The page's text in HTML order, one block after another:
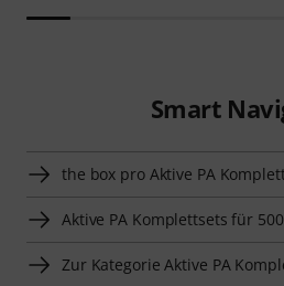
Smart
the box pro Aktive PA
Aktive PA Komplettsets für
Zur Kategorie Aktive PA